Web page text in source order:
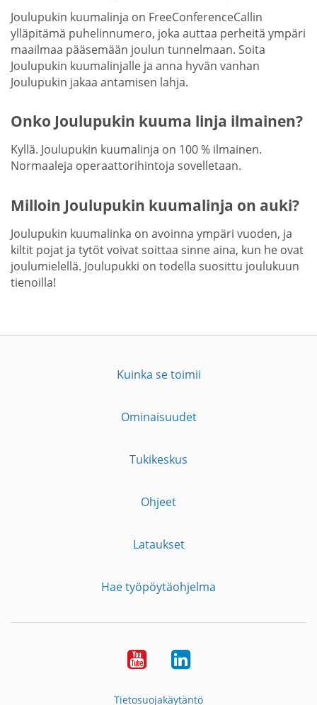
Joulupukin kuumalinja on FreeConferenceCallin
ylläpitämä puhelinnumero, joka auttaa perheitä ympäri
maailmaa pääsemään joulun tunnelmaan. Soita
Joulupukin kuumalinjalle ja anna hyvän vanhan
Joulupukin jakaa antamisen lahja.
Onko Joulupukin kuuma linja ilmainen?
Kyllä. Joulupukin kuumalinja on 100 % ilmainen.
Normaaleja operaattorihintoja sovelletaan.
Milloin Joulupukin kuumalinja on auki?
Joulupukin kuumalinka on avoinna ympäri vuoden, ja
kiltit pojat ja tytöt voivat soittaa sinne aina, kun he ovat
joulumielellä. Joulupukki on todella suosittu joulukuun
tienoilla!
Kuinka se toimii
Ominaisuudet
Tukikeskus
Ohjeet
Lataukset
Hae työpöytäohjelma
YouTubeLinkedIn
Tietosuojakäytäntö